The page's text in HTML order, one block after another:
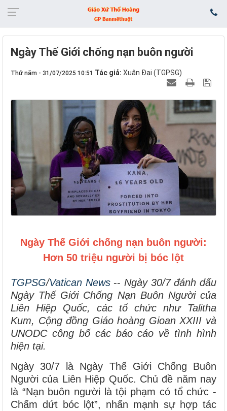
Ngày Thế Giới chống nạn buôn người
Thứ năm - 31/07/2025 10:51 Tác giả: Xuân Đại (TGPSG)
Ngày Thế Giới chống nạn buôn người:
Hơn 50 triệu người bị bóc lột
TGPSG/Vatican News-- Ngày 30/7 đánh dấu
Ngày Thế Giới Chống Nạn Buôn Người của
Liên Hiệp Quốc, các tổ chức như Talitha
Kum, Cộng đồng Giáo hoàng Gioan XXIII và
UNODC công bố các báo cáo về tình hình
hiện tại.
Ngày 30/7 là Ngày Thế Giới Chống Buôn
Người của Liên Hiệp Quốc. Chủ đề năm nay
là “Nạn buôn người là tội phạm có tổ chức -
Chấm dứt bóc lột”, nhấn mạnh sự hợp tác